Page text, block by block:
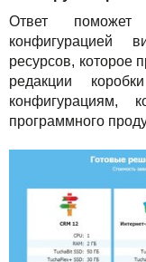
Ответ поможет
конфигурацией
ресурсов, которое
редакции
конфигурациям,
программного